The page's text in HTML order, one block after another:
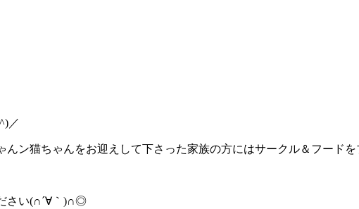
／
んン猫ちゃんをお迎えして下さった家族の方にはサークル＆フード
さい(∩´∀｀)∩◎